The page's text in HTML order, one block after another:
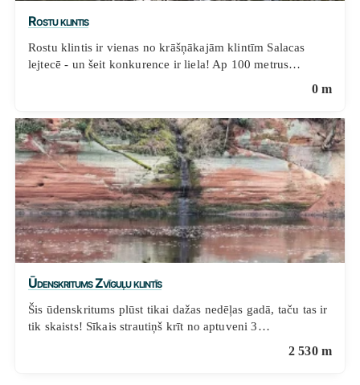
Rostu klintis
Rostu klintis ir vienas no krāšņākajām klintīm Salacas
lejtecē - un šeit konkurence ir liela! Ap 100 metrus…
0 m
Ūdenskritums Zvīguļu klintīs
Šis ūdenskritums plūst tikai dažas nedēļas gadā, taču tas ir
tik skaists! Sīkais strautiņš krīt no aptuveni 3…
2 530 m